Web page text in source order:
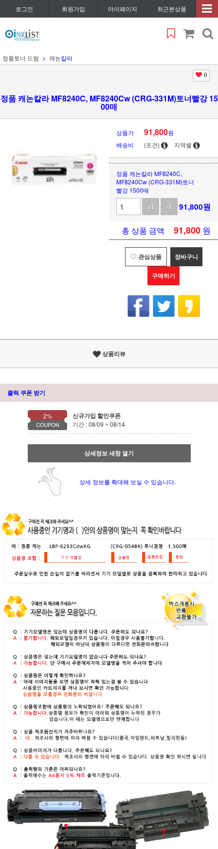
로그인 회원가입 마이페이지 최근본상품
정품토너 드럼 캐논칼라
0
정품 캐논칼라 MF8240C, MF8240Cw (CRG-331M)토너빨강 15
00매
상품가 91,800원
배송비
(조건) 지역별
정품 캐논칼라 MF8240C,
MF8240Cw (CRG-331M)토너
빨강 1500매
+1
-1 91,800원
총 상품 금액 91,800 원
관심상품 장바구니
구매하기
상품리뷰
클릭 쿠폰 받기
2% 신규가입 할인쿠폰
기간 : 08/09 ~ 08/14
상세정보 새창 열기
상세 정보를 확대해 보실 수 있습니다.